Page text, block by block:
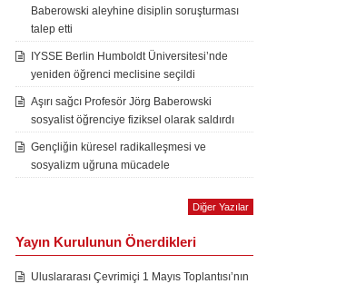
Baberowski aleyhine disiplin soruşturması
talep etti
IYSSE Berlin Humboldt Üniversitesi’nde
yeniden öğrenci meclisine seçildi
Aşırı sağcı Profesör Jörg Baberowski
sosyalist öğrenciye fiziksel olarak saldırdı
Gençliğin küresel radikalleşmesi ve
sosyalizm uğruna mücadele
Diğer Yazılar
Yayın Kurulunun Önerdikleri
Uluslararası Çevrimiçi 1 Mayıs Toplantısı’nın